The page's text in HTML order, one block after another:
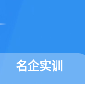
名企实训